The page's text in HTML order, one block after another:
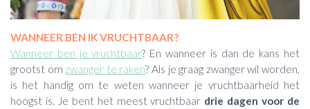
WANNEER BEN IK VRUCHTBAAR?
Wanneer ben je vruchtbaar? En wanneer is dan de kans het
grootst om zwanger te raken? Als je graag zwanger wil worden,
is het handig om te weten wanneer je vruchtbaarheid het
hoogst is. Je bent het meest vruchtbaar drie dagen voor de